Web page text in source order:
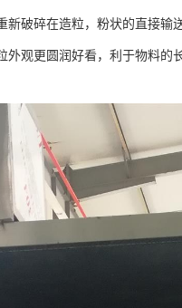
破碎在造粒，粉状的直接输
观更圆润好看，利于物料的